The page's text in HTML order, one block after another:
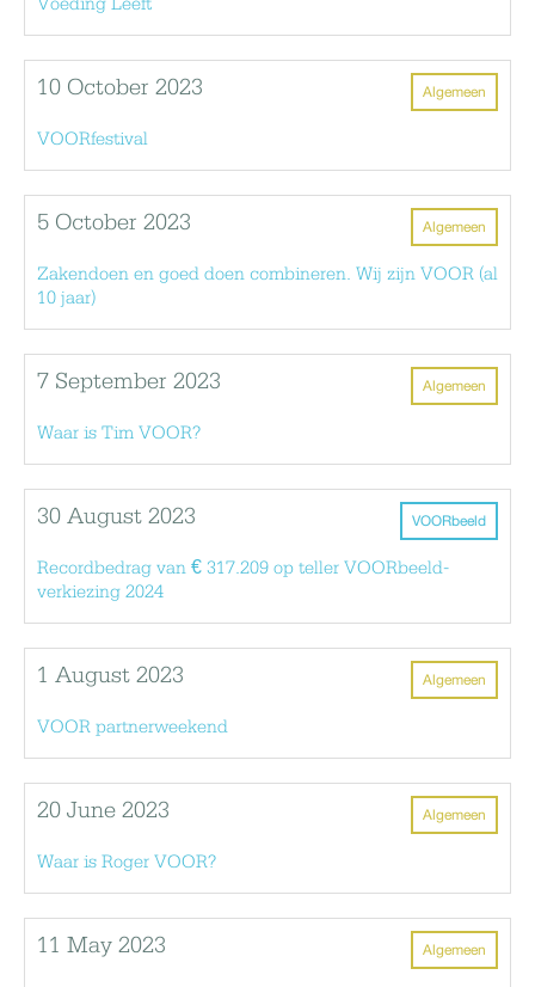
Voeding Leeft
Algemeen
10 October 2023
VOORfestival
Algemeen
5 October 2023
Zakendoen en goed doen combineren. Wij zijn VOOR (al
10 jaar)
Algemeen
7 September 2023
Waar is Tim VOOR?
VOORbeeld
30 August 2023
Recordbedrag van € 317.209 op teller VOORbeeld-
verkiezing 2024
Algemeen
1 August 2023
VOOR partnerweekend
Algemeen
20 June 2023
Waar is Roger VOOR?
Algemeen
11 May 2023